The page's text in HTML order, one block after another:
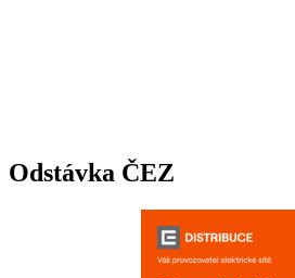
Odstávka ČEZ